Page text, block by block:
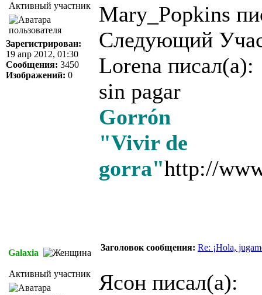
Активный участник
Зарегистрирован:
19 апр 2012, 01:30
Сообщения: 3450
Изображений: 0
Mary_Popkins
Следующий
Lorena писал(а):
sin pagar
Gorrón
"Vivir de
gorra"http://
Galaxia
Заголовок сообщения: Re: ¡Hola,
Активный участник
Ясон писал(а):